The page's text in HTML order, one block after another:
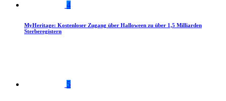
4
MyHeritage: Kostenloser Zugang über Halloween zu über 1,5 Milliarden
Sterberegistern
5